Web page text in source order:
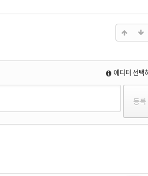
에디터 선택